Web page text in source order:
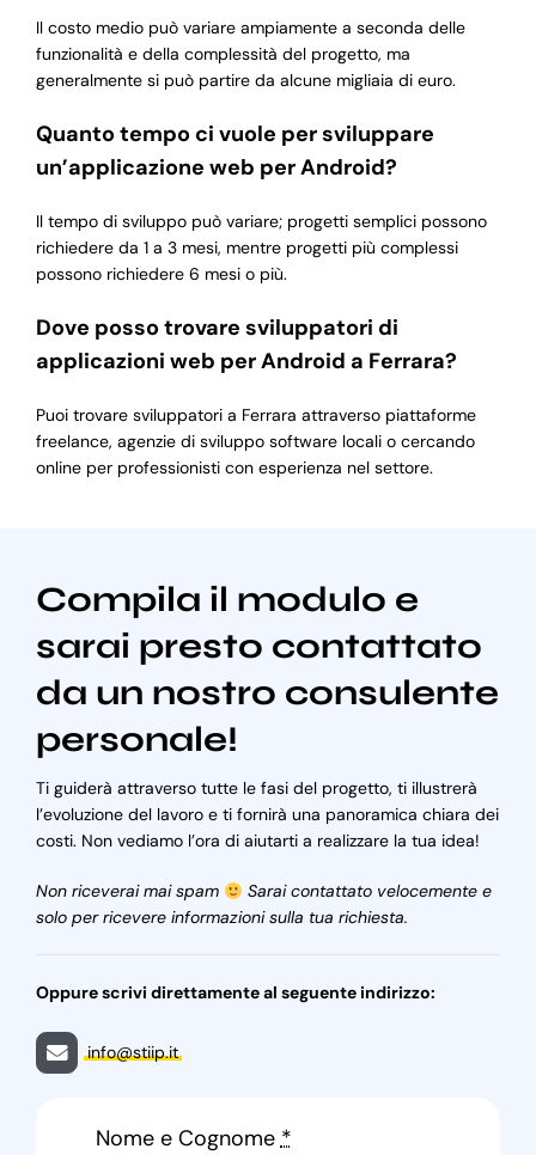
Il costo medio può variare ampiamente a seconda delle
funzionalità e della complessità del progetto, ma
generalmente si può partire da alcune migliaia di euro.
Quanto tempo ci vuole per sviluppare
un’applicazione web per Android?
Il tempo di sviluppo può variare; progetti semplici possono
richiedere da 1 a 3 mesi, mentre progetti più complessi
possono richiedere 6 mesi o più.
Dove posso trovare sviluppatori di
applicazioni web per Android a Ferrara?
Puoi trovare sviluppatori a Ferrara attraverso piattaforme
freelance, agenzie di sviluppo software locali o cercando
online per professionisti con esperienza nel settore.
Compila il modulo e
sarai presto contattato
da un nostro consulente
personale!
Ti guiderà attraverso tutte le fasi del progetto, ti illustrerà
l’evoluzione del lavoro e ti fornirà una panoramica chiara dei
costi. Non vediamo l’ora di aiutarti a realizzare la tua idea!
Non riceverai mai spam
Sarai contattato velocemente e
solo per ricevere informazioni sulla tua richiesta.
Oppure scrivi direttamente al seguente indirizzo:
info@stiip.it
Nome e Cognome*